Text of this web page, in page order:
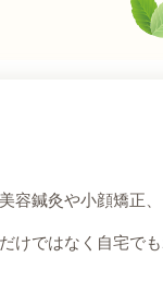
容鍼灸や小顔矯正
けではなく自宅で